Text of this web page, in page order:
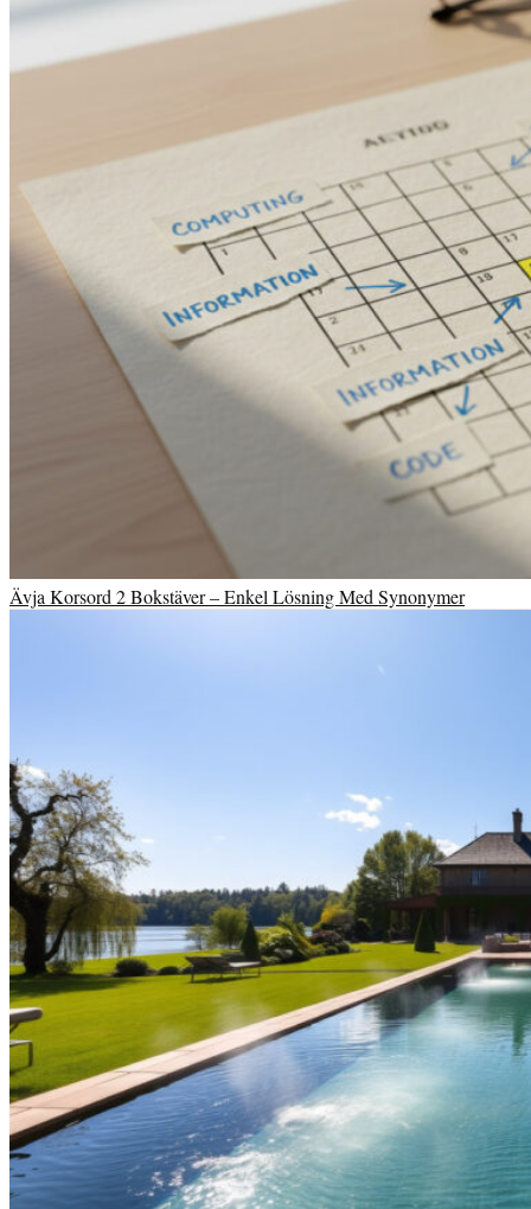
Ävja Korsord 2 Bokstäver – Enkel Lösning Med Synonymer